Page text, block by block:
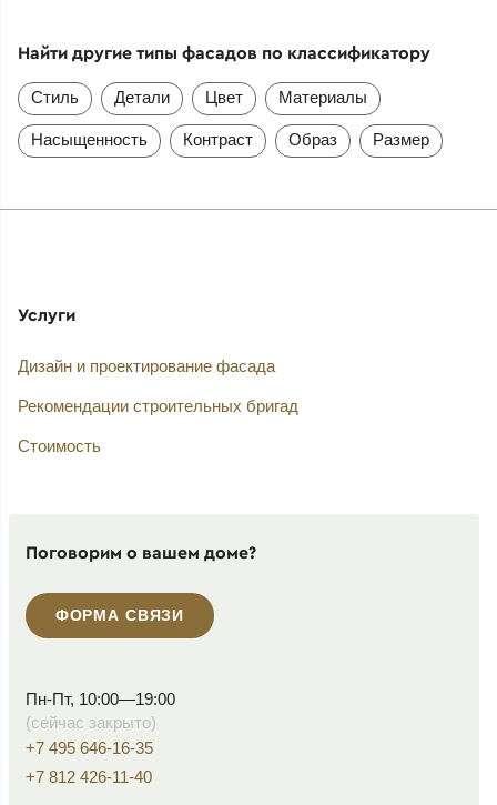
Найти другие типы фасадов по классификатору
Стиль Детали Цвет Материалы
Насыщенность Контраст Образ Размер
Услуги
Дизайн и проектирование фасада
Рекомендации строительных бригад
Стоимость
Поговорим о вашем доме?
ФОРМА СВЯЗИ
Пн-Пт, 10:00—19:00
(сейчас закрыто)
+7 495 646-16-35
+7 812 426-11-40